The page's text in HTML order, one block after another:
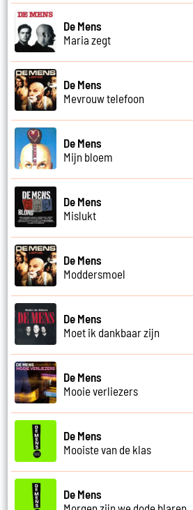
De Mens
Maria zegt
De Mens
Mevrouw telefoon
De Mens
Mijn bloem
De Mens
Mislukt
De Mens
Moddersmoel
De Mens
Moet ik dankbaar zijn
De Mens
Mooie verliezers
De Mens
Mooiste van de klas
De Mens